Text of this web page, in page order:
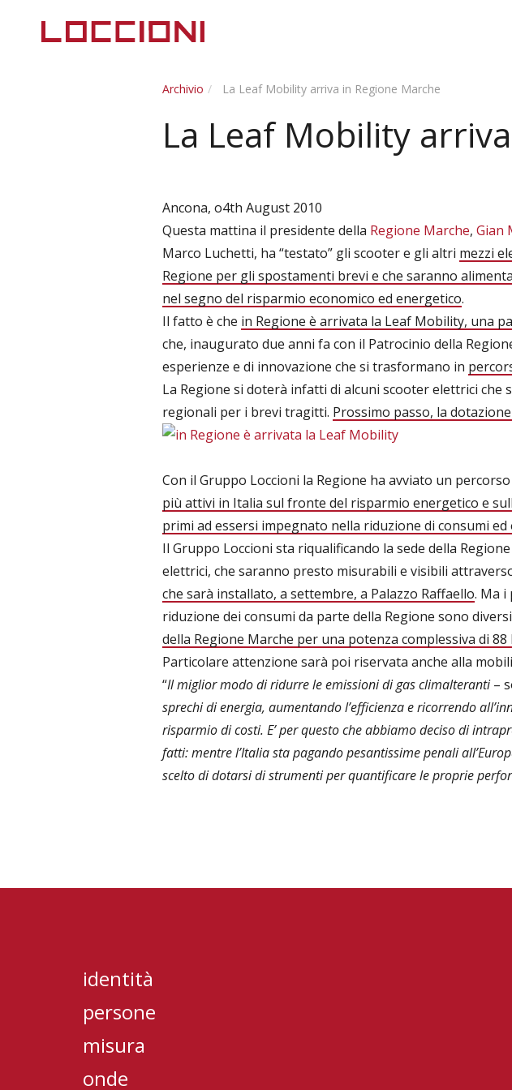
Archivio La Leaf Mobility arriva in Regione Marche
La Leaf Mobility
Ancona, o4th August 2010
Questa mattina il presidente della Regione Marche, Gian
Marco Luchetti, ha “testato” gli scooter e gli altri mezzi
Regione per gli spostamenti brevi e che saranno
nel segno del risparmio economico ed energetico.
Il fatto è che in Regione è arrivata la Leaf Mobility, una
che, inaugurato due anni fa con il Patrocinio della
esperienze e di innovazione che si trasformano in
La Regione si doterà infatti di alcuni scooter elettrici
regionali per i brevi tragitti. Prossimo passo, la
Con il Gruppo Loccioni la Regione ha avviato un
più attivi in Italia sul fronte del risparmio energetico e
primi ad essersi impegnato nella riduzione di consumi
Il Gruppo Loccioni sta riqualificando la sede della
elettrici, che saranno presto misurabili e visibili
che sarà installato, a settembre, a Palazzo Raffaello. Ma i
riduzione dei consumi da parte della Regione sono
della Regione Marche per una potenza complessiva di
Particolare attenzione sarà poi riservata anche alla
“Il miglior modo di ridurre le emissioni di gas climalteranti–
sprechi di energia, aumentando l’efficienza e ricorrendo
risparmio di costi. E’ per questo che abbiamo deciso di
fatti: mentre l’Italia sta pagando pesantissime penali
scelto di dotarsi di strumenti per quantificare le proprie
identità
persone
misura
onde